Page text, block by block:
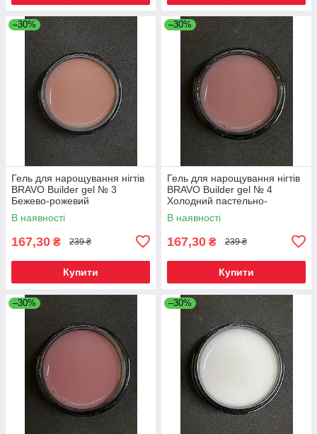
–30%
Гель для нарощування нігтів
BRAVO Builder gel № 3
Бежево-рожевий
В наявності
167,30 ₴ 239 ₴
Купити
–30%
Гель для нарощування нігтів
BRAVO Builder gel № 4
Холодний пастельно-
рожевий
В наявності
167,30 ₴ 239 ₴
Купити
–30% –30%